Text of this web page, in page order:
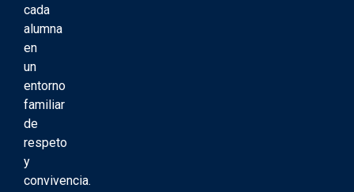
cada
alumna
en
un
entorno
familiar
de
respeto
y
convivencia.